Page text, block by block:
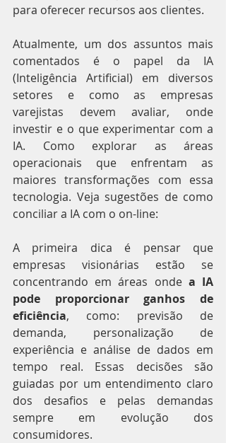
para oferecer recursos aos clientes.
Atualmente, um dos assuntos mais
comentados é o papel da IA
(Inteligência Artificial) em diversos
setores e como as empresas
varejistas devem avaliar, onde
investir e o que experimentar com a
IA. Como explorar as áreas
operacionais que enfrentam as
maiores transformações com essa
tecnologia. Veja sugestões de como
conciliar a IA com o on-line:
A primeira dica é pensar que
empresas visionárias estão se
concentrando em áreas onde a IA
pode proporcionar ganhos de
eficiência, como: previsão de
demanda, personalização de
experiência e análise de dados em
tempo real. Essas decisões são
guiadas por um entendimento claro
dos desafios e pelas demandas
sempre em evolução dos
consumidores.